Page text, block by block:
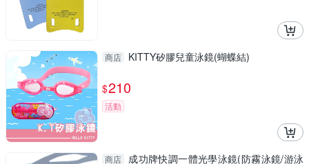
商店 KITTY矽膠兒童泳鏡(蝴蝶結)
$210
活動
商店
成功牌快調一體光學泳鏡(防霧泳鏡/游泳